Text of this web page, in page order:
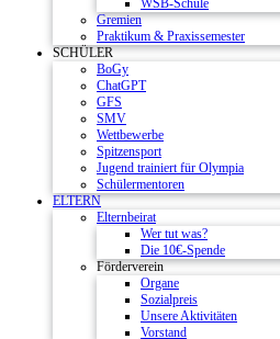
WSB-Schule
Gremien
Praktikum & Praxissemester
SCHÜLER
BoGy
ChatGPT
GFS
SMV
Wettbewerbe
Spitzensport
Jugend trainiert für Olympia
Schülermentoren
ELTERN
Elternbeirat
Wer tut was?
Die 10€-Spende
Förderverein
Organe
Sozialpreis
Unsere Aktivitäten
Vorstand